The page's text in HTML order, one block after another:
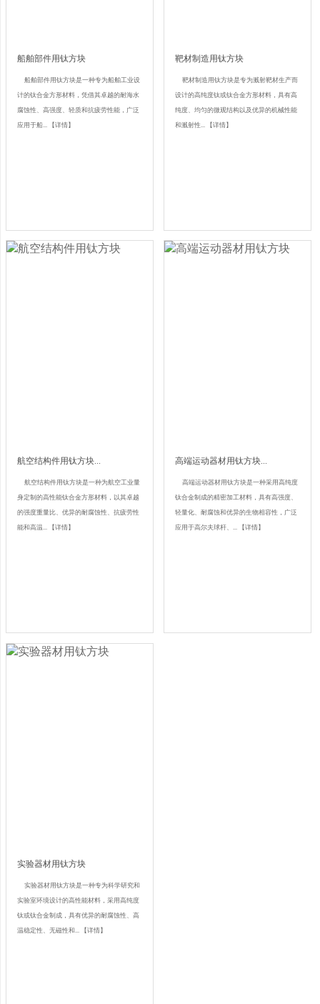
船舶部件用钛方块
船舶部件用钛方块是一种专为船舶工业设
计的钛合金方形材料，凭借其卓越的耐海水
腐蚀性、高强度、轻质和抗疲劳性能，广泛
应用于船... 【详情】
靶材制造用钛方块
靶材制造用钛方块是专为溅射靶材生产而
设计的高纯度钛或钛合金方形材料，具有高
纯度、均匀的微观结构以及优异的机械性能
和溅射性... 【详情】
航空​结构件用钛方块...
航空结构件用钛方块是一种为航空工业量
身定制的高性能钛合金方形材料，以其卓越
的强度重量比、优异的耐腐蚀性、抗疲劳性
能和高温... 【详情】
​高端运动器材用钛方块...
高端运动器材用钛方块是一种采用高纯度
钛合金制成的精密加工材料，具有高强度、
轻量化、耐腐蚀和优异的生物相容性，广泛
应用于高尔夫球杆、... 【详情】
实验器材用钛方块
实验器材用钛方块是一种专为科学研究和
实验室环境设计的高性能材料，采用高纯度
钛或钛合金制成，具有优异的耐腐蚀性、高
温稳定性、无磁性和... 【详情】